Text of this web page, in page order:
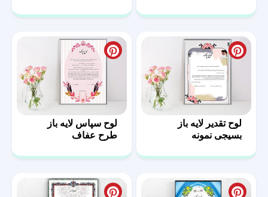
لوح تقدیر لایه باز
بسیجی نمونه
لوح سپاس لایه باز
طرح عفاف